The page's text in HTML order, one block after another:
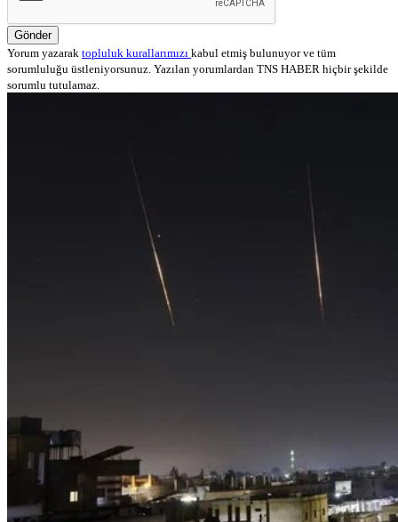
Gönder
Yorum yazarak topluluk kurallarımızı kabul etmiş bulunuyor ve tüm
sorumluluğu üstleniyorsunuz. Yazılan yorumlardan TNS HABER hiçbir şekilde
sorumlu tutulamaz.